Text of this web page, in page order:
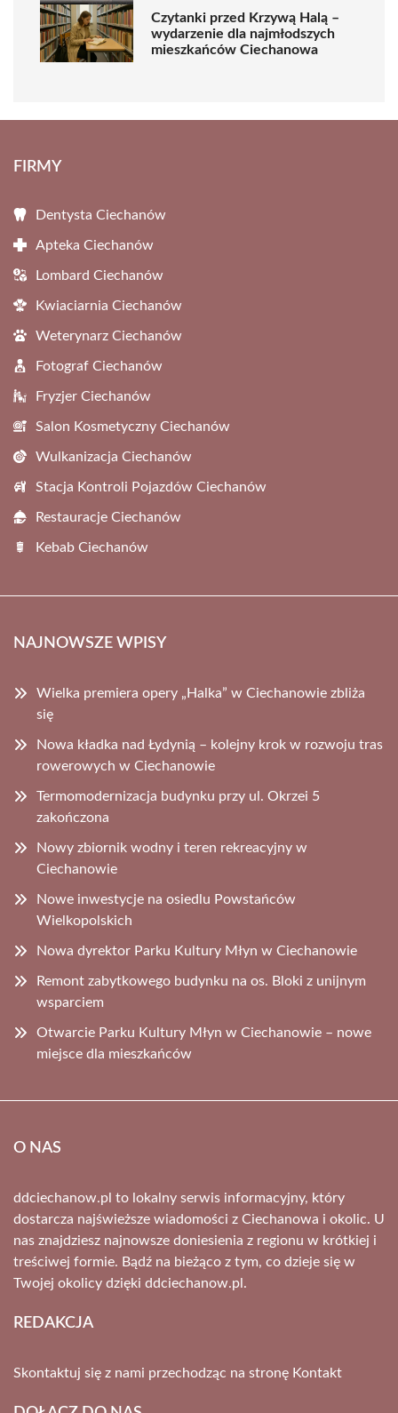
Czytanki przed Krzywą Halą –
wydarzenie dla najmłodszych
mieszkańców Ciechanowa
FIRMY
Dentysta Ciechanów
Apteka Ciechanów
Lombard Ciechanów
Kwiaciarnia Ciechanów
Weterynarz Ciechanów
Fotograf Ciechanów
Fryzjer Ciechanów
Salon Kosmetyczny Ciechanów
Wulkanizacja Ciechanów
Stacja Kontroli Pojazdów Ciechanów
Restauracje Ciechanów
Kebab Ciechanów
NAJNOWSZE WPISY
Wielka premiera opery „Halka” w Ciechanowie zbliża
się
Nowa kładka nad Łydynią – kolejny krok w rozwoju tras
rowerowych w Ciechanowie
Termomodernizacja budynku przy ul. Okrzei 5
zakończona
Nowy zbiornik wodny i teren rekreacyjny w
Ciechanowie
Nowe inwestycje na osiedlu Powstańców
Wielkopolskich
Nowa dyrektor Parku Kultury Młyn w Ciechanowie
Remont zabytkowego budynku na os. Bloki z unijnym
wsparciem
Otwarcie Parku Kultury Młyn w Ciechanowie – nowe
miejsce dla mieszkańców
O NAS
ddciechanow.pl to lokalny serwis informacyjny, który
dostarcza najświeższe wiadomości z Ciechanowa i okolic. U
nas znajdziesz najnowsze doniesienia z regionu w krótkiej i
treściwej formie. Bądź na bieżąco z tym, co dzieje się w
Twojej okolicy dzięki ddciechanow.pl.
REDAKCJA
Skontaktuj się z nami przechodząc na stronę Kontakt